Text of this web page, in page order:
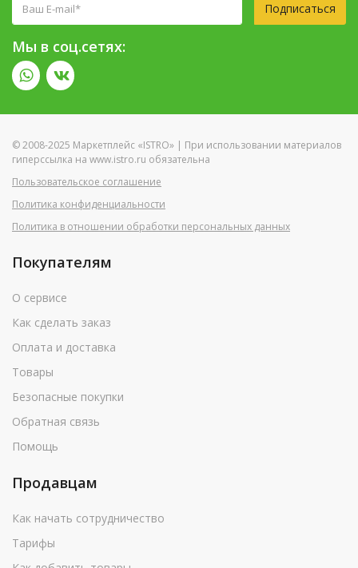
Подписаться
Мы в соц.сетях:
© 2008-2025 Маркетплейс «ISTRO» | При использовании материалов
гиперссылка на www.istro.ru обязательна
Пользовательское соглашение
Политика конфиденциальности
Политика в отношении обработки персональных данных
Покупателям
О сервисе
Как сделать заказ
Оплата и доставка
Товары
Безопасные покупки
Обратная связь
Помощь
Продавцам
Как начать сотрудничество
Тарифы